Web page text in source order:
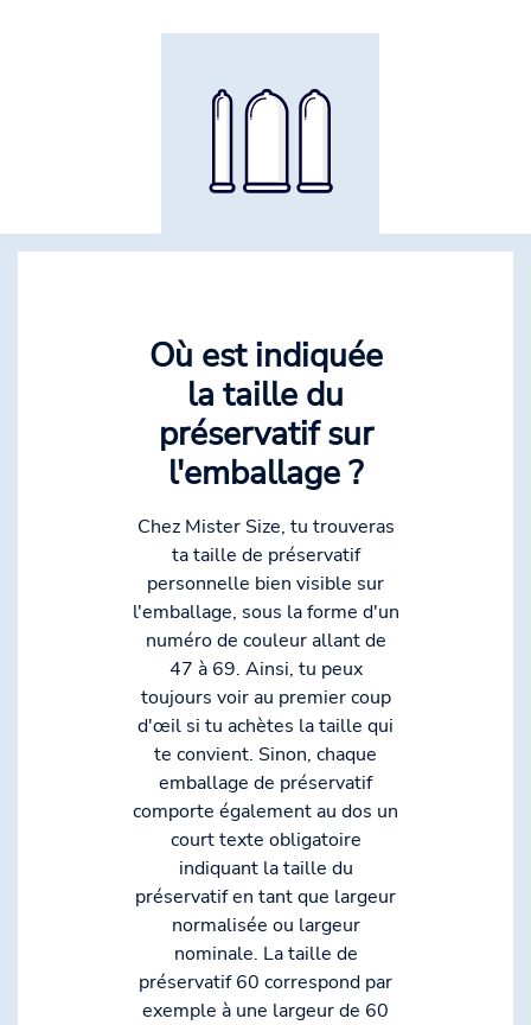
Où est indiquée
la taille du
préservatif sur
l'emballage ?
Chez Mister Size, tu trouveras
ta taille de préservatif
personnelle bien visible sur
l'emballage, sous la forme d'un
numéro de couleur allant de
47 à 69. Ainsi, tu peux
toujours voir au premier coup
d'œil si tu achètes la taille qui
te convient. Sinon, chaque
emballage de préservatif
comporte également au dos un
court texte obligatoire
indiquant la taille du
préservatif en tant que largeur
normalisée ou largeur
nominale. La taille de
préservatif 60 correspond par
exemple à une largeur de 60